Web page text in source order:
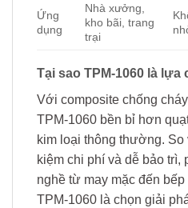
Ứng
dụng
Nhà xưởng,
kho bãi, trang
trại
Tại sao TPM-1060 là
Với composite chống
TPM-1060 bền bỉ hơn
kim loại thông thường.
kiệm chi phí và dễ bảo
nghề từ may mặc đến
TPM-1060 là chọn giải